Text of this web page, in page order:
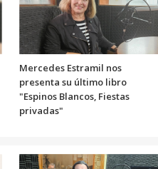
Mercedes Estramil nos
presenta su último libro
"Espinos Blancos, Fiestas
privadas"